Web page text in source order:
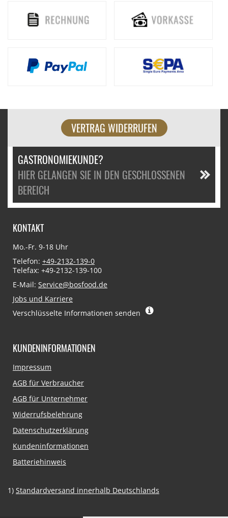
VERTRAG WIDERRUFEN
GASTRONOMIEKUNDE?
HIER GELANGEN SIE IN DEN GESCHLOSSENEN
BEREICH
KONTAKT
Mo.-Fr. 9-18 Uhr
Telefon: +49-2132-139-0
Telefax: +49-2132-139-100
E-Mail: Service@bosfood.de
Jobs und Karriere
Verschlüsselte Informationen senden
KUNDENINFORMATIONEN
Navigation
Impressum
AGB für Verbraucher
AGB für Unternehmer
Widerrufsbelehrung
Datenschutzerklärung
Kundeninformationen
Batteriehinweis
1) Standardversand innerhalb Deutschlands